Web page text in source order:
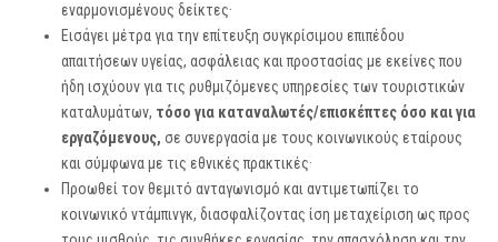
εναρμονισμένους δείκτες·
Εισάγει μέτρα για την επίτευξη συγκρίσιμου επιπέδου
απαιτήσεων υγείας, ασφάλειας και προστασίας με εκείνες που
ήδη ισχύουν για τις ρυθμιζόμενες υπηρεσίες των τουριστικών
καταλυμάτων, τόσο για καταναλωτές/επισκέπτες όσο και για
εργαζόμενους, σε συνεργασία με τους κοινωνικούς εταίρους
και σύμφωνα με τις εθνικές πρακτικές·
Προωθεί τον θεμιτό ανταγωνισμό και αντιμετωπίζει το
κοινωνικό ντάμπινγκ, διασφαλίζοντας ίση μεταχείριση ως προς